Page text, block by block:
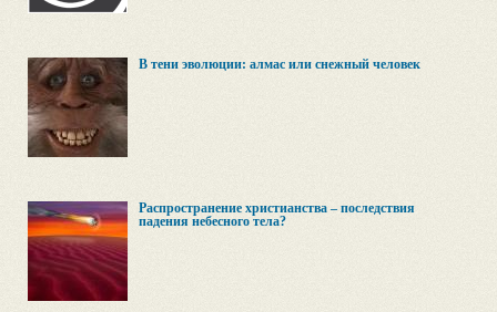
В тени эволюции: алмас или снежный человек
Распространение христианства – последствия
падения небесного тела?